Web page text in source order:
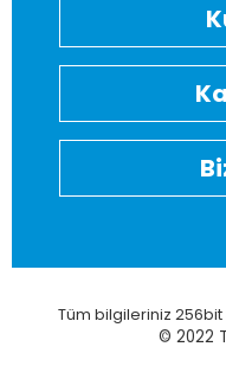
Tüm bilgileriniz 256bit
© 2022